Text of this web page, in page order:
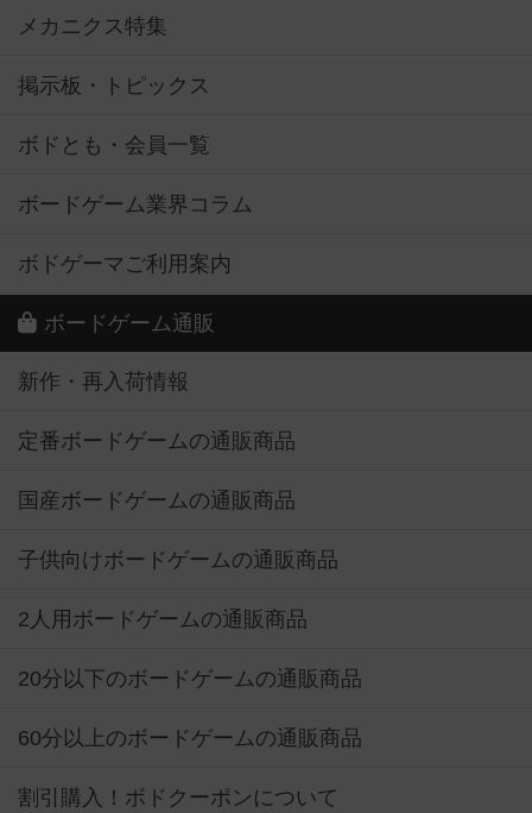
メカニクス特集
掲示板・トピックス
ボドとも・会員一覧
ボードゲーム業界コラム
ボドゲーマご利用案内
ボードゲーム通販
新作・再入荷情報
定番ボードゲームの通販商品
国産ボードゲームの通販商品
子供向けボードゲームの通販商品
2人用ボードゲームの通販商品
20分以下のボードゲームの通販商品
60分以上のボードゲームの通販商品
割引購入！ボドクーポンについて